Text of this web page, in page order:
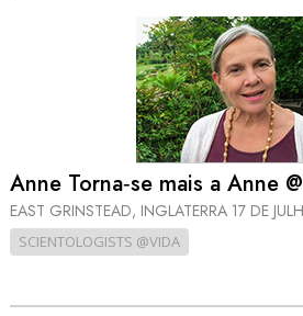
Anne Torna‑se mais a Anne
EAST GRINSTEAD, INGLATERRA 17 DE
SCIENTOLOGISTS @VIDA